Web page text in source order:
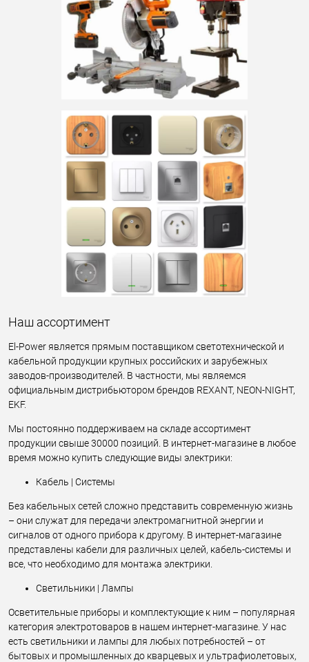
Наш ассортимент
El-Power является прямым поставщиком светотехнической и
кабельной продукции крупных российских и зарубежных
заводов-производителей. В частности, мы являемся
официальным дистрибьютором брендов REXANT, NEON-NIGHT,
EKF.
Мы постоянно поддерживаем на складе ассортимент
продукции свыше 30000 позиций. В интернет-магазине в любое
время можно купить следующие виды электрики:
Кабель | Системы
Без кабельных сетей сложно представить современную жизнь
– они служат для передачи электромагнитной энергии и
сигналов от одного прибора к другому. В интернет-магазине
представлены кабели для различных целей, кабель-системы и
все, что необходимо для монтажа электрики.
Светильники | Лампы
Осветительные приборы и комплектующие к ним – популярная
категория электротоваров в нашем интернет-магазине. У нас
есть светильники и лампы для любых потребностей – от
бытовых и промышленных до кварцевых и ультрафиолетовых,